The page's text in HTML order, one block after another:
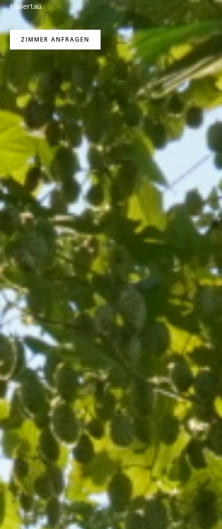
Hallertau.
ZIMMER ANFRAGEN